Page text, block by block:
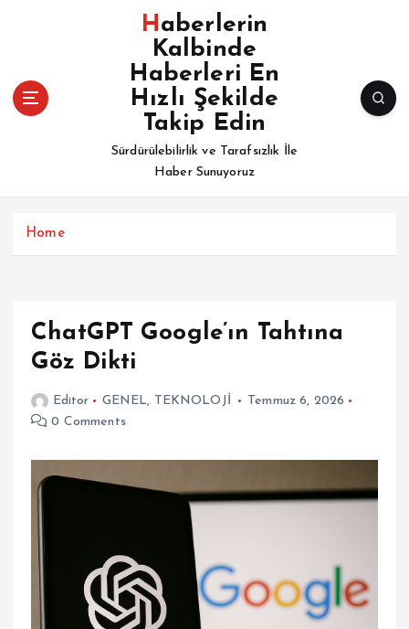
l
Haberlerin
Kalbinde
Haberleri En
Hızlı Şekilde
Takip Edin
Sürdürülebilirlik ve Tarafsızlık İle
Haber Sunuyoruz
Home
ChatGPT Google’ın Tahtına
Göz Dikti
Editor GENEL, TEKNOLOJİ
Temmuz 6, 2026
0 Comments